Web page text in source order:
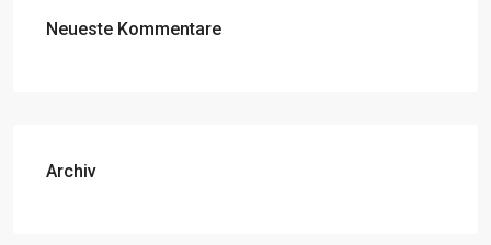
Neueste Kommentare
Archiv